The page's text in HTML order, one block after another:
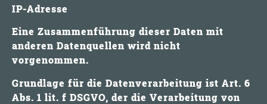
IP-Adresse
Eine Zusammenführung dieser Daten mit
anderen Datenquellen wird nicht
vorgenommen.
Grundlage für die Datenverarbeitung ist Art. 6
Abs. 1 lit. f DSGVO, der die Verarbeitung von